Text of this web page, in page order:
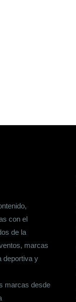
con el
de la
marcas
deportiva y
marcas desde